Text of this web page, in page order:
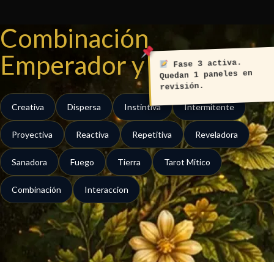
contenido
Combinación
Emperador y Estrella
Creativa Dispersa Instintiva Intermitente
Proyectiva Reactiva Repetitiva Reveladora
Sanadora Fuego Tierra Tarot Mitico
Combinación Interaccion
Fase 3 activa.
Quedan 1 paneles en
revisión.